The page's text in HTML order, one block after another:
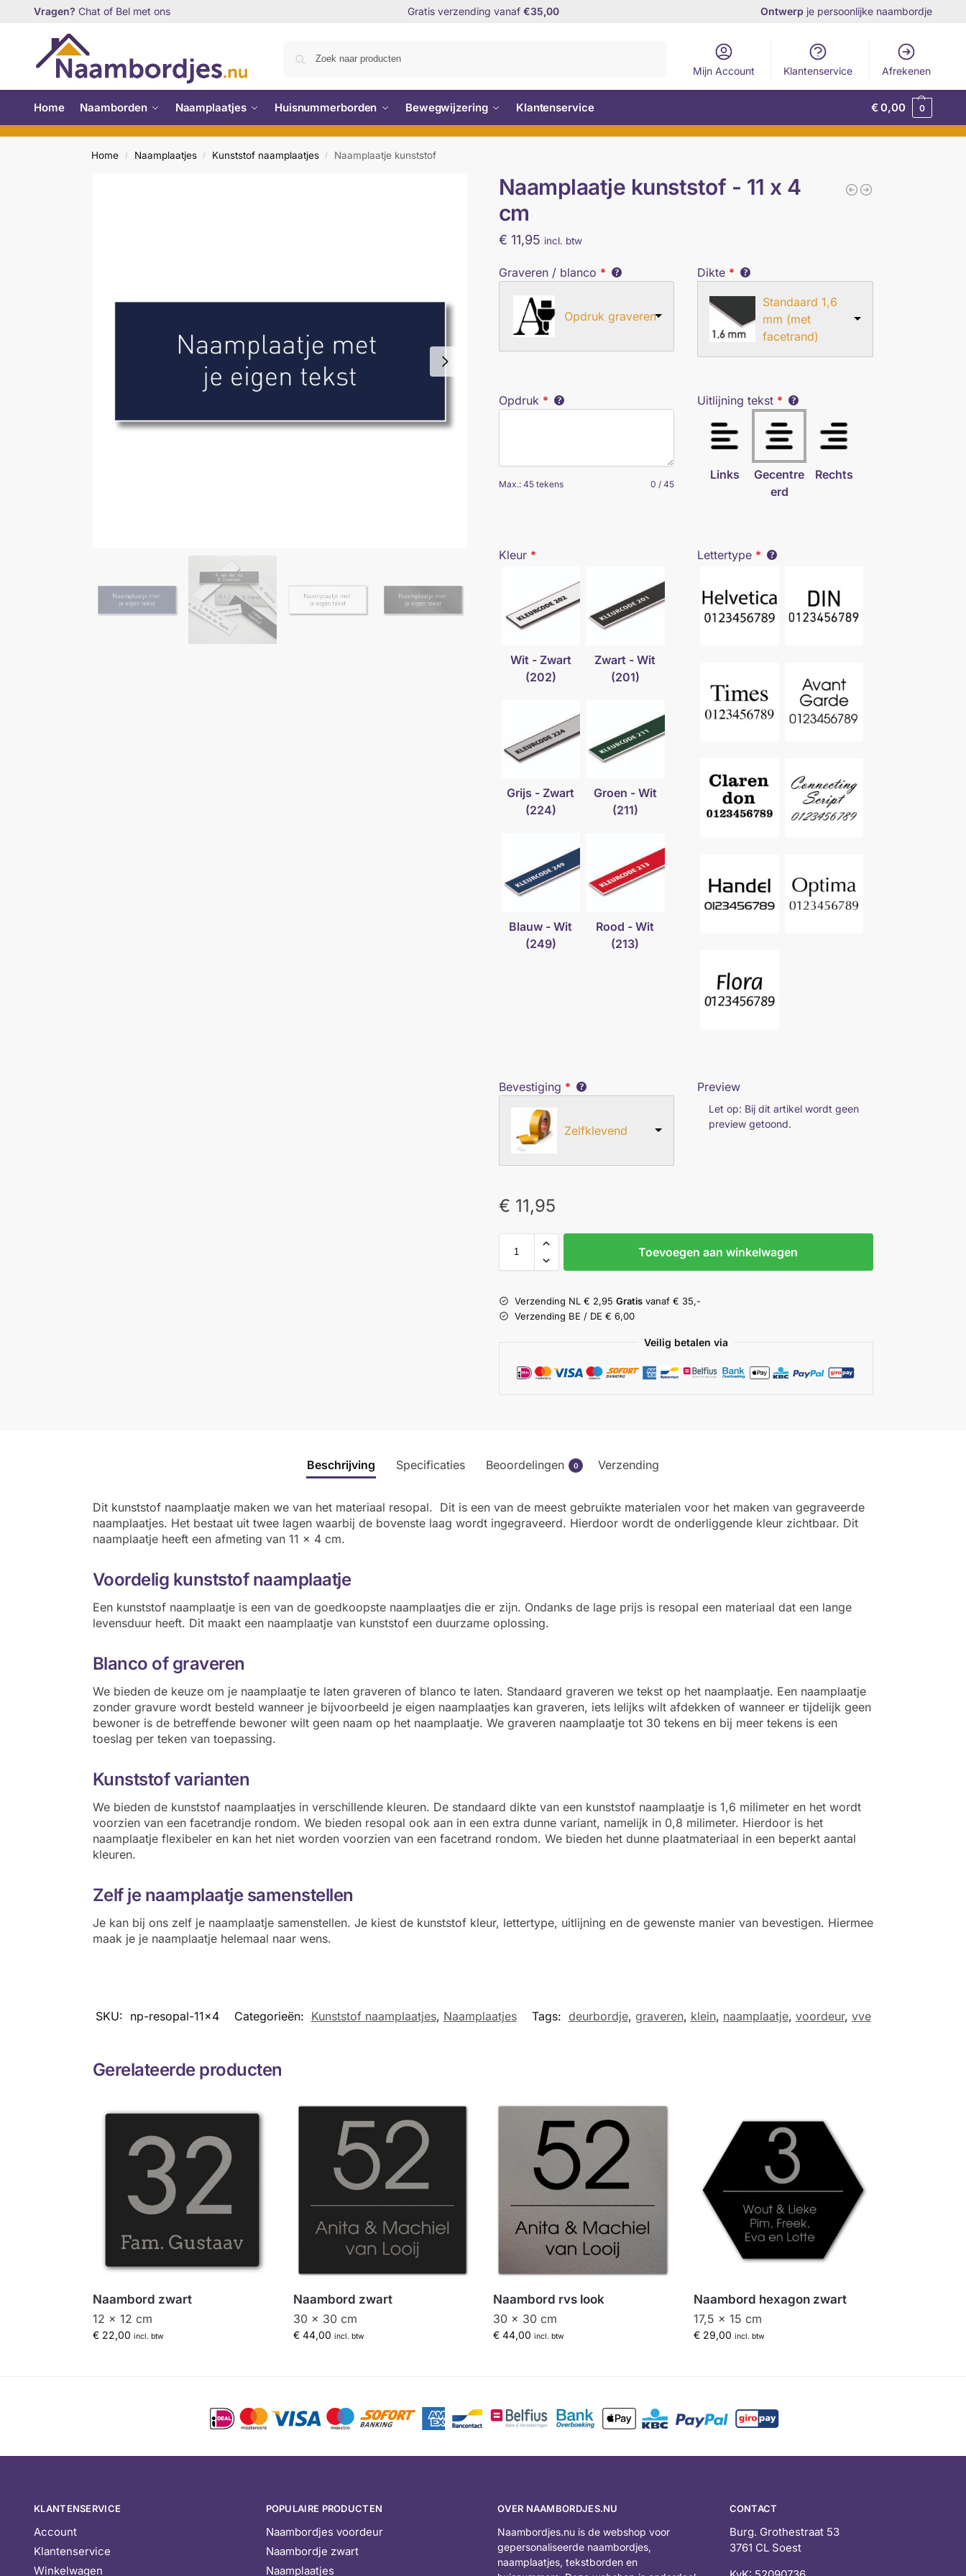
Vragen? Chat of Bel met ons Gratis verzending vanaf€35,00 Ontwerp je persoonlijke naambordje
Mijn Account Klantenservice Afrekenen
Home Naamborden Naamplaatjes Huisnummerborden Bewegwijzering Klantenservice € 0,00 0
Home / Naamplaatjes / Kunststof naamplaatjes / Naamplaatje kunststof
Naamplaatje kunststof - 11 x 4
cm
€ 11,95 incl. btw
Graveren / blanco *
Opdruk graveren
Dikte *
Standaard 1,6
mm (met
facetrand)
Opdruk *
0 /45
Max.: 45 tekens
Uitlijning tekst *
Links
Gecentre
erd
Rechts
Kleur*
Wit - Zwart
(202)
Zwart - Wit
(201)
Grijs - Zwart
(224)
Groen - Wit
(211)
Blauw - Wit
(249)
Rood - Wit
(213)
Lettertype *
Bevestiging *
Zelfklevend
Preview
Let op: Bij dit artikel wordt geen
preview getoond.
€ 11,95
Toevoegen aan winkelwagen
Verzending NL € 2,95 Gratisvanaf € 35,-
Verzending BE / DE € 6,00
Veilig betalen via
Beschrijving Specificaties Beoordelingen 0 Verzending
Dit kunststof naamplaatje maken we van het materiaal resopal. Dit is een van de meest gebruikte materialen voor het maken van gegraveerde
naamplaatjes. Het bestaat uit twee lagen waarbij de bovenste laag wordt ingegraveerd. Hierdoor wordt de onderliggende kleur zichtbaar. Dit
naamplaatje heeft een afmeting van 11 x 4 cm.
Voordelig kunststof naamplaatje
Een kunststof naamplaatje is een van de goedkoopste naamplaatjes die er zijn. Ondanks de lage prijs is resopal een materiaal dat een lange
levensduur heeft. Dit maakt een naamplaatje van kunststof een duurzame oplossing.
Blanco of graveren
We bieden de keuze om je naamplaatje te laten graveren of blanco te laten. Standaard graveren we tekst op het naamplaatje. Een naamplaatje
zonder gravure wordt besteld wanneer je bijvoorbeeld je eigen naamplaatjes kan graveren, iets lelijks wilt afdekken of wanneer er tijdelijk geen
bewoner is de betreffende bewoner wilt geen naam op het naamplaatje. We graveren naamplaatje tot 30 tekens en bij meer tekens is een
toeslag per teken van toepassing.
Kunststof varianten
We bieden de kunststof naamplaatjes in verschillende kleuren. De standaard dikte van een kunststof naamplaatje is 1,6 milimeter en het wordt
voorzien van een facetrandje rondom. We bieden resopal ook aan in een extra dunne variant, namelijk in 0,8 milimeter. Hierdoor is het
naamplaatje flexibeler en kan het niet worden voorzien van een facetrand rondom. We bieden het dunne plaatmateriaal in een beperkt aantal
kleuren.
Zelf je naamplaatje samenstellen
Je kan bij ons zelf je naamplaatje samenstellen. Je kiest de kunststof kleur, lettertype, uitlijning en de gewenste manier van bevestigen. Hiermee
maak je je naamplaatje helemaal naar wens.
SKU: np-resopal-11x4 Categorieën: Kunststof naamplaatjes, Naamplaatjes Tags: deurbordje, graveren, klein, naamplaatje, voordeur, vve
Gerelateerde producten
Naambord zwart
12 x 12 cm
€22,00 incl. btw
Naambord zwart
30 x 30 cm
€44,00 incl. btw
Naambord rvs look
30 x 30 cm
€ 44,00 incl. btw
Naambord hexagon zwart
17,5 x 15 cm
€ 29,00 incl. btw
KLANTENSERVICE
Account
Klantenservice
Winkelwagen
POPULAIRE PRODUCTEN
Naambordjes voordeur
Naambordje zwart
Naamplaatjes
OVER NAAMBORDJES.NU
Naambordjes.nu is de webshop voor
gepersonaliseerde naambordjes,
naamplaatjes, tekstborden en
CONTACT
Burg. Grothestraat 53
3761 CL Soest